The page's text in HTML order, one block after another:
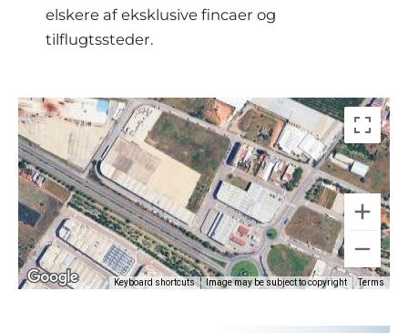
elskere af eksklusive fincaer og
tilflugtssteder.
Keyboard shortcuts Image may be subject to copyright Terms